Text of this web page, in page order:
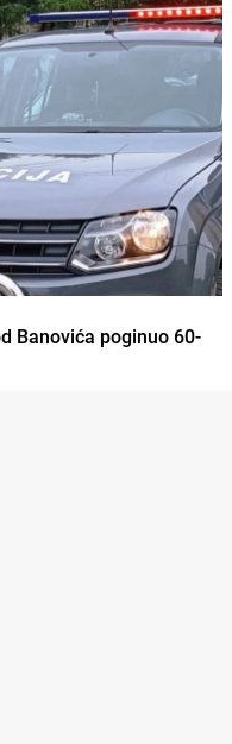
Banovića poginuo 60-